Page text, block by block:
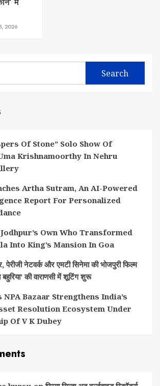
2026
Of Stone” Solo Show Of
Krishnamoorthy In Nehru
Artha Sutram, An AI-Powered
Report For Personalized
Own Who Transformed
Into King’s Mansion In Goa
पेरीजी नेटवर्क और एमटी सिनेमा की भोजपुरी फिल्म
की वाराणसी में शूटिंग शुरू
NPA Bazaar Strengthens India’s
Resolution Ecosystem Under
Of V K Dubey